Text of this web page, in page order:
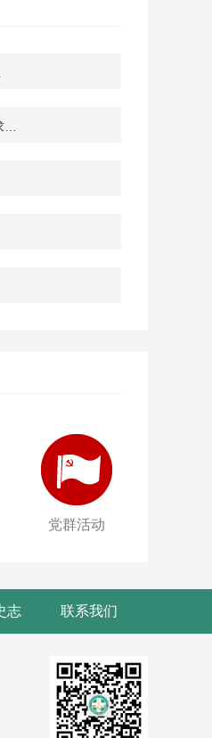
…
党群活动
志 联系我们